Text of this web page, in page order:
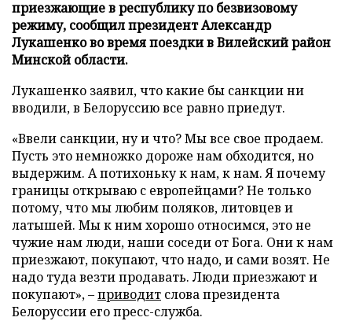
приезжающие в республику по безвизовому
режиму, сообщил президент Александр
Лукашенко во время поездки в Вилейский район
Минской области.
Лукашенко заявил, что какие бы санкции ни
вводили, в Белоруссию все равно приедут.
«Ввели санкции, ну и что? Мы все свое продаем.
Пусть это немножко дороже нам обходится, но
выдержим. А потихоньку к нам, к нам. Я почему
границы открываю с европейцами? Не только
потому, что мы любим поляков, литовцев и
латышей. Мы к ним хорошо относимся, это не
чужие нам люди, наши соседи от Бога. Они к нам
приезжают, покупают, что надо, и сами возят. Не
надо туда везти продавать. Люди приезжают и
покупают», –приводит слова президента
Белоруссии его пресс-служба.